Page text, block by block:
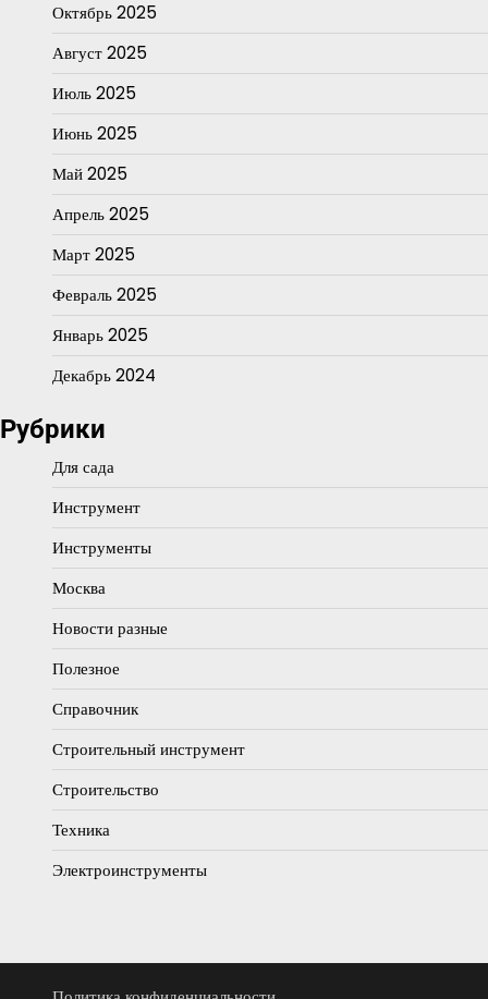
Октябрь 2025
Август 2025
Июль 2025
Июнь 2025
Май 2025
Апрель 2025
Март 2025
Февраль 2025
Январь 2025
Декабрь 2024
Рубрики
Для сада
Инструмент
Инструменты
Москва
Новости разные
Полезное
Справочник
Строительный инструмент
Строительство
Техника
Электроинструменты